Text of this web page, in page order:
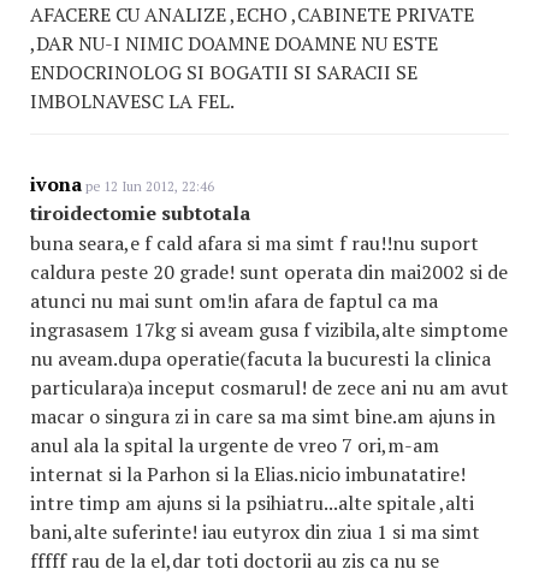
AFACERE CU ANALIZE ,ECHO ,CABINETE PRIVATE
,DAR NU-I NIMIC DOAMNE DOAMNE NU ESTE
ENDOCRINOLOG SI BOGATII SI SARACII SE
IMBOLNAVESC LA FEL.
ivona pe 12 Iun 2012, 22:46
tiroidectomie subtotala
buna seara,e f cald afara si ma simt f rau!!nu suport
caldura peste 20 grade! sunt operata din mai2002 si de
atunci nu mai sunt om!in afara de faptul ca ma
ingrasasem 17kg si aveam gusa f vizibila,alte simptome
nu aveam.dupa operatie(facuta la bucuresti la clinica
particulara)a inceput cosmarul! de zece ani nu am avut
macar o singura zi in care sa ma simt bine.am ajuns in
anul ala la spital la urgente de vreo 7 ori,m-am
internat si la Parhon si la Elias.nicio imbunatatire!
intre timp am ajuns si la psihiatru...alte spitale ,alti
bani,alte suferinte! iau eutyrox din ziua 1 si ma simt
fffff rau de la el,dar toti doctorii au zis ca nu se